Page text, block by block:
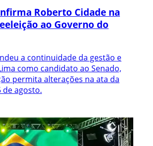
Roberto Cidade na
ao Governo do
a continuidade da gestão e
como candidato ao Senado,
permita alterações na ata da
de agosto.